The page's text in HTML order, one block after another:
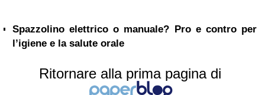
Spazzolino elettrico o manuale? Pro e contro per
l’igiene e la salute orale
Ritornare alla prima pagina di